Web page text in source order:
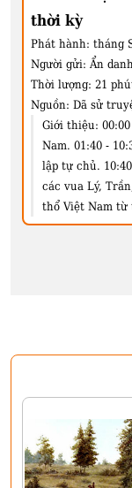
thời kỳ
Phát hành: tháng
Người gửi: Ẩn
Thời lượng: 21
Nguồn: Dã sử
Giới thiệu:
Nam. 01:40 -
lập tự chủ.
các vua Lý,
thổ Việt Nam từ